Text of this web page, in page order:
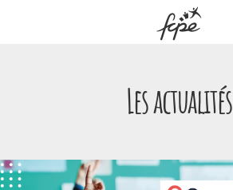
Les actualités
Panneau de gestion des cookies